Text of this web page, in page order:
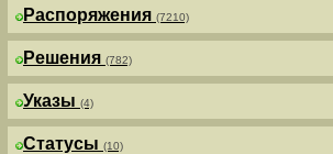
Распоряжения (7210)
Решения (782)
Указы (4)
Статусы (10)